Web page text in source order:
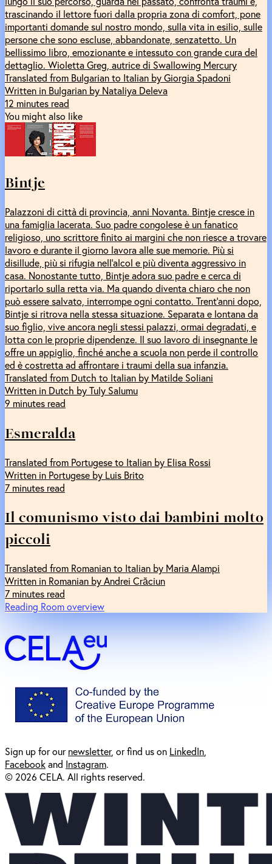
trascinando il lettore fuori dalla propria zona di comfort, pone
importanti domande sul nostro mondo, sulla vita in esilio, sulle
persone che sono escluse, abbandonate, senzatetto. Un
bellissimo libro, emozionante e intessuto con grande cura del
dettaglio. Wioletta Greg, autrice di Swallowing Mercury
Translated from Bulgarian to Italian by Giorgia Spadoni
Written in Bulgarian by Nataliya Deleva
12 minutes read
You might also like
Bintje
Palazzoni di città di provincia, anni Novanta. Bintje cresce in
una famiglia lacerata. Suo padre congolese è un fanatico
religioso, uno scrittore finito ai margini che non riesce a trovare
lavoro e durante il giorno lavora alle sue memorie. Più si
disillude, più si rifugia nell’alcol e più diventa aggressivo in
casa. Nonostante tutto, Bintje adora suo padre e cerca di
riportarlo sulla retta via. Ma quando diventa chiaro che non
può essere salvato, interrompe ogni contatto. Trent’anni dopo,
Bintje si ritrova nella stessa situazione. Separata e lontana da
suo figlio, vive ancora negli stessi palazzi, ormai degradati, e
lotta con le proprie dipendenze. Il suo lavoro di insegnante le
offre un appiglio, finché anche a scuola non perde il controllo
ed è costretta ad affrontare i traumi della sua infanzia.
Translated from Dutch to Italian by Matilde Soliani
Written in Dutch by Tuly Salumu
9 minutes read
Esmeralda
Translated from Portugese to Italian by Elisa Rossi
Written in Portugese by Luis Brito
7 minutes read
Il comunismo visto dai bambini molto
piccoli
Translated from Romanian to Italian by Maria Alampi
Written in Romanian by Andrei Crăciun
7 minutes read
Reading Room overview
Sign up for ournewsletter, or find us on LinkedIn,
Facebookand Instagram.
© 2026 CELA. All rights reserved.